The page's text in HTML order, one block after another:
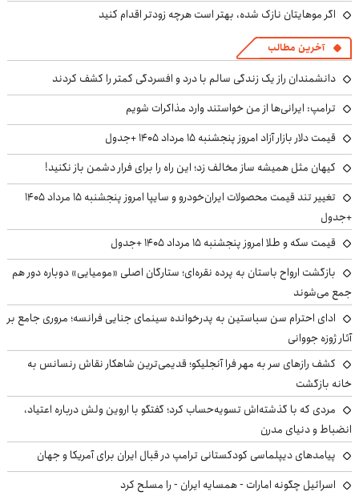
اگر موهایتان نازک شده، بهتر است هرچه زودتر اقدام کنید
آخرین مطالب
دانشمندان راز یک زندگی سالم با درد و افسردگی کمتر را کشف کردند
ترامپ: ایرانی‌ها از من خواستند وارد مذاکرات شویم
قیمت دلار بازار آزاد امروز پنجشنبه ۱۵ مرداد ۱۴۰۵ +جدول
کیهان مثل همیشه ساز مخالف زد؛ این راه را برای فرار دشمن باز نکنید!
تغییر تند قیمت محصولات ایران‌خودرو و سایپا امروز پنجشنبه ۱۵ مرداد ۱۴۰۵
+جدول
قیمت سکه و طلا امروز پنجشنبه ۱۵ مرداد ۱۴۰۵ +جدول
بازگشت ارواح باستان به پرده نقره‌ای؛ ستارگان اصلی «مومیایی» دوباره دور هم
جمع می‌شوند
ادای احترام سن سباستین به پدرخوانده سینمای جنایی فرانسه؛ مروری جامع بر
آثار ژوزه جووانی
کشف رازهای سر به مهر فرا آنجلیکو؛ قدیمی‌ترین شاهکار نقاش رنسانس به
خانه بازگشت
مردی که با گذشته‌اش تسویه‌حساب کرد؛ گفتگو با اروین ولش درباره اعتیاد،
انضباط و دنیای مدرن
پیامدهای دیپلماسی کودکستانی ترامپ در قبال ایران برای آمریکا و جهان
اسرائیل چگونه امارات - همسایه ایران - را مسلح کرد